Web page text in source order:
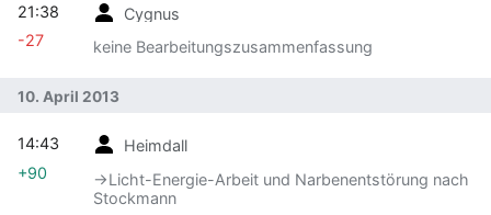
Cygnus
keine Bearbeitungszusammenfassung
21:38
-27
10. April 2013
Heimdall
→‎Licht-Energie-Arbeit und Narbenentstörung nach
Stockmann
14:43
+90